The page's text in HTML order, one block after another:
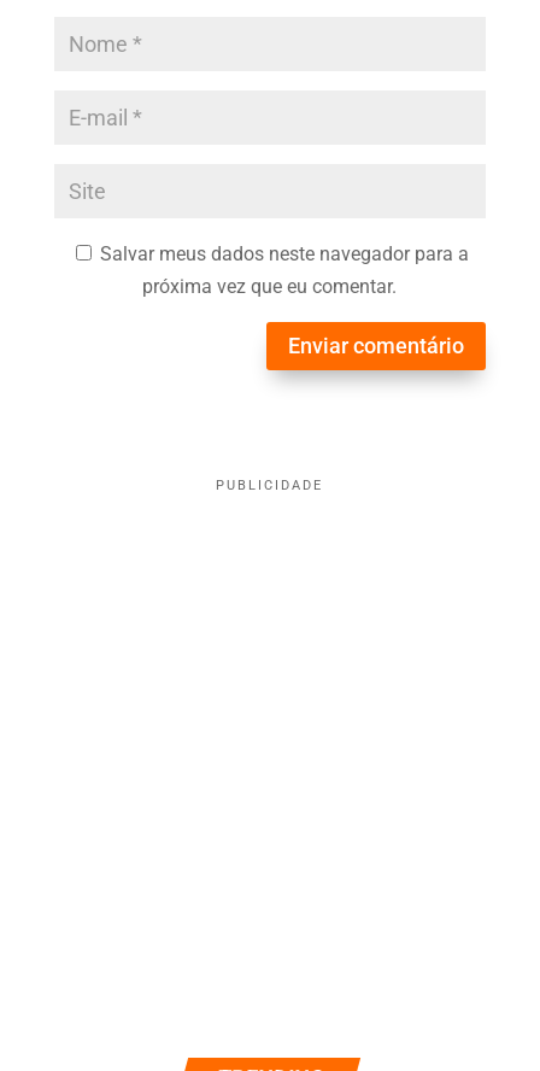
Salvar meus dados neste navegador para a
próxima vez que eu comentar.
Enviar comentário
PUBLICIDADE